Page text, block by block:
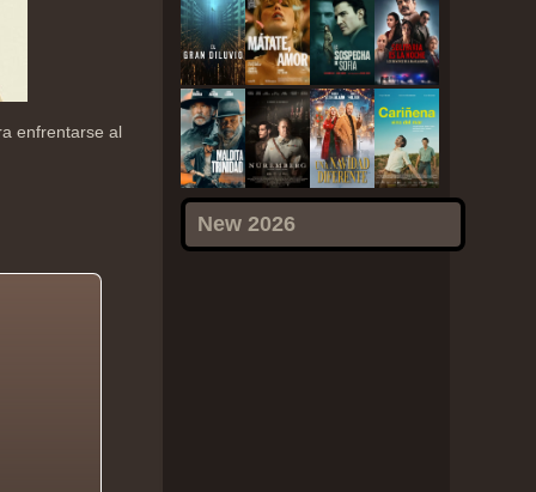
New 2026
enfrentarse al